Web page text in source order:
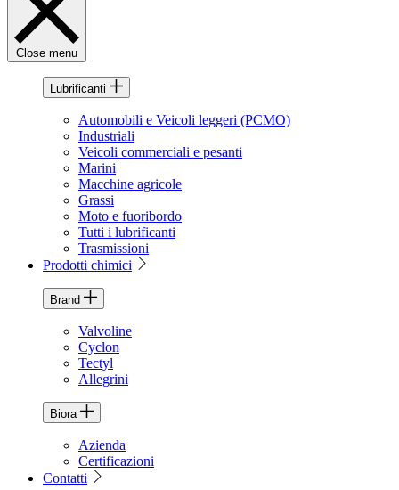
Close menu
Lubrificanti
Automobili e Veicoli leggeri (PCMO)
Industriali
Veicoli commerciali e pesanti
Marini
Macchine agricole
Grassi
Moto e fuoribordo
Tutti i lubrificanti
Trasmissioni
Prodotti chimici
Brand
Valvoline
Cyclon
Tectyl
Allegrini
Biora
Azienda
Certificazioni
Contatti